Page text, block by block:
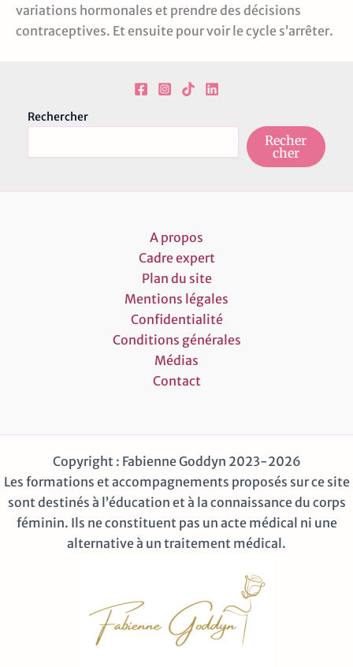
variations hormonales et prendre des décisions
contraceptives. Et ensuite pour voir le cycle s’arrêter.
Rechercher
Recher
cher
A propos
Cadre expert
Plan du site
Mentions légales
Confidentialité
Conditions générales
Médias
Contact
Copyright : Fabienne Goddyn 2023-2026
Les formations et accompagnements proposés sur ce site
sont destinés à l’éducation et à la connaissance du corps
féminin. Ils ne constituent pas un acte médical ni une
alternative à un traitement médical.